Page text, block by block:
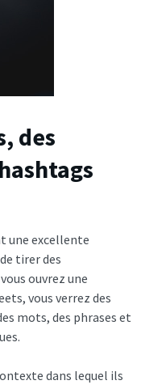
des
une excellente
tirer des
ouvrez une
vous verrez des
mots, des phrases et
dans lequel ils